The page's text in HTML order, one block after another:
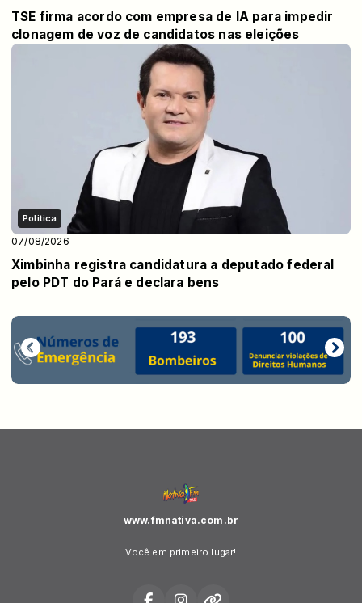
TSE firma acordo com empresa de IA para impedir
clonagem de voz de candidatos nas eleições
Politica
07/08/2026
Ximbinha registra candidatura a deputado federal
pelo PDT do Pará e declara bens
www.fmnativa.com.br
Você em primeiro lugar!